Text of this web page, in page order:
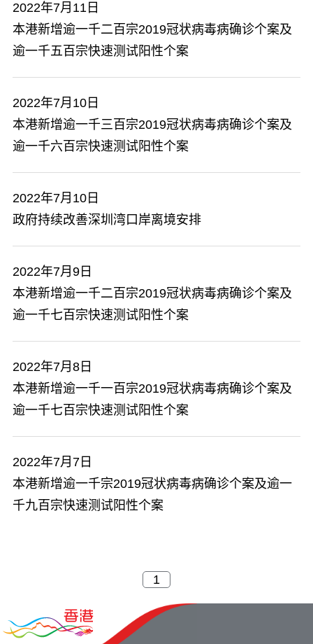
2022年7月11日
本港新增逾一千二百宗2019冠状病毒病确诊个案及
逾一千五百宗快速测试阳性个案
2022年7月10日
本港新增逾一千三百宗2019冠状病毒病确诊个案及
逾一千六百宗快速测试阳性个案
2022年7月10日
​政府持续改善深圳湾口岸离境安排
2022年7月9日
本港新增逾一千二百宗2019冠状病毒病确诊个案及
逾一千七百宗快速测试阳性个案
2022年7月8日
本港新增逾一千一百宗2019冠状病毒病确诊个案及
逾一千七百宗快速测试阳性个案
2022年7月7日
本港新增逾一千宗2019冠状病毒病确诊个案及逾一
千九百宗快速测试阳性个案